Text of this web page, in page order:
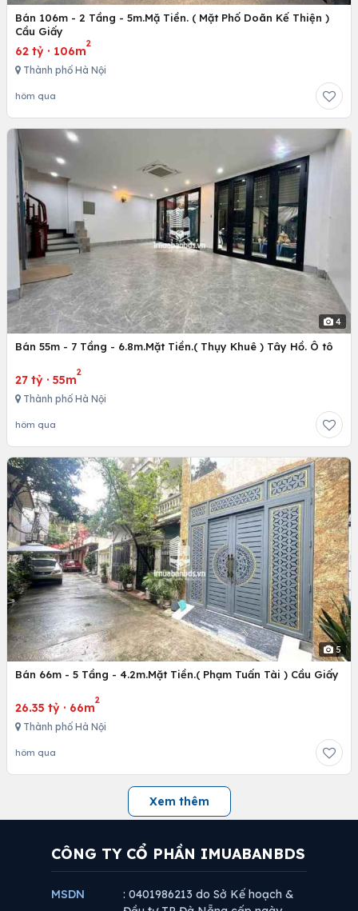
Bán 106m - 2 Tầng - 5m.Mặ Tiền. ( Mặt Phố Doãn Kế Thiện )
Cầu Giấy
62 tỷ · 106m
2
Thành phố Hà Nội
hôm qua
4
Bán 55m - 7 Tầng - 6.8m.Mặt Tiền.( Thụy Khuê ) Tây Hồ. Ô tô
27 tỷ · 55m
2
Thành phố Hà Nội
hôm qua
5
Bán 66m - 5 Tầng - 4.2m.Mặt Tiền.( Phạm Tuấn Tài ) Cầu Giấy
26.35 tỷ · 66m
2
Thành phố Hà Nội
hôm qua
Xem thêm
CÔNG TY CỔ PHẦN IMUABANBDS
MSDN
: 0401986213 do Sở Kế hoạch &